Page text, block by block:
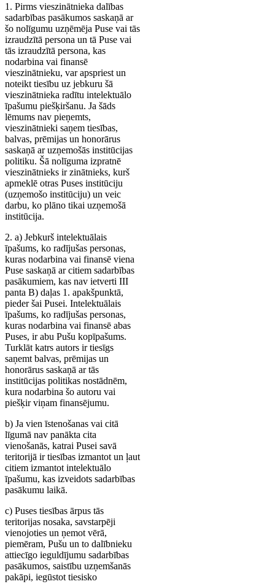
1. Pirms vieszinātnieka dalības
sadarbības pasākumos saskaņā ar
šo nolīgumu uzņēmēja Puse vai tās
izraudzītā persona un tā Puse vai
tās izraudzītā persona, kas
nodarbina vai finansē
vieszinātnieku, var apspriest un
noteikt tiesību uz jebkuru šā
vieszinātnieka radītu intelektuālo
īpašumu piešķiršanu. Ja šāds
lēmums nav pieņemts,
vieszinātnieki saņem tiesības,
balvas, prēmijas un honorārus
saskaņā ar uzņemošās institūcijas
politiku. Šā nolīguma izpratnē
vieszinātnieks ir zinātnieks, kurš
apmeklē otras Puses institūciju
(uzņemošo institūciju) un veic
darbu, ko plāno tikai uzņemošā
institūcija.
2. a) Jebkurš intelektuālais
īpašums, ko radījušas personas,
kuras nodarbina vai finansē viena
Puse saskaņā ar citiem sadarbības
pasākumiem, kas nav ietverti III
panta B) daļas 1. apakšpunktā,
pieder šai Pusei. Intelektuālais
īpašums, ko radījušas personas,
kuras nodarbina vai finansē abas
Puses, ir abu Pušu kopīpašums.
Turklāt katrs autors ir tiesīgs
saņemt balvas, prēmijas un
honorārus saskaņā ar tās
institūcijas politikas nostādnēm,
kura nodarbina šo autoru vai
piešķir viņam finansējumu.
b) Ja vien īstenošanas vai citā
līgumā nav panākta cita
vienošanās, katrai Pusei savā
teritorijā ir tiesības izmantot un ļaut
citiem izmantot intelektuālo
īpašumu, kas izveidots sadarbības
pasākumu laikā.
c) Puses tiesības ārpus tās
teritorijas nosaka, savstarpēji
vienojoties un ņemot vērā,
piemēram, Pušu un to dalībnieku
attiecīgo ieguldījumu sadarbības
pasākumos, saistību uzņemšanās
pakāpi, iegūstot tiesisko